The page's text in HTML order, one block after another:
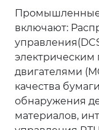
Промышленные
включают:
электрическим
двигателями
качества
обнаружения
материалов,